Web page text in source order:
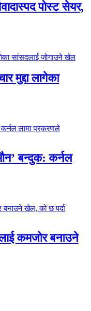
पोस्ट सेयर,
मुद्दा लागेका
बन्दुक: कर्नल
कमजोर बनाउने